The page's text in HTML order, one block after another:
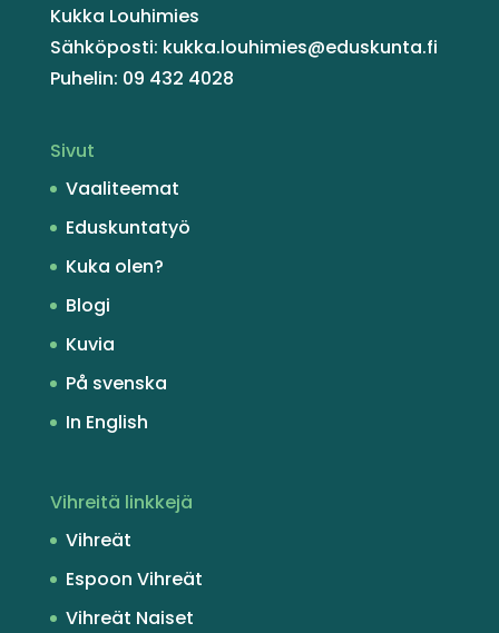
Kukka Louhimies
Sähköposti: kukka.louhimies@eduskunta.fi
Puhelin: 09 432 4028
Sivut
Vaaliteemat
Eduskuntatyö
Kuka olen?
Blogi
Kuvia
På svenska
In English
Vihreitä linkkejä
Vihreät
Espoon Vihreät
Vihreät Naiset